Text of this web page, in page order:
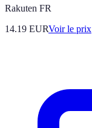
Rakuten FR
14.19 EURVoir le prix